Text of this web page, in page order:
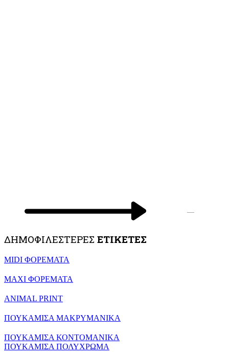
—
ΔΗΜΟΦΙΛΕΣΤΕΡΕΣ ΕΤΙΚΕΤΕΣ
MIDI ΦΟΡΕΜΑΤΑ
MAXI ΦΟΡΕΜΑΤΑ
ANIMAL PRINT
ΠΟΥΚΑΜΙΣΑ ΜΑΚΡΥΜΑΝΙΚΑ
ΠΟΥΚΑΜΙΣΑ ΚΟΝΤΟΜΑΝΙΚΑ
ΠΟΥΚΑΜΙΣΑ ΠΟΛΥΧΡΩΜΑ